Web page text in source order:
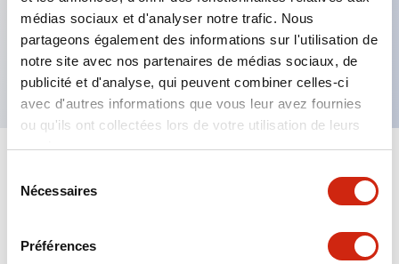
médias sociaux et d'analyser notre trafic. Nous
partageons également des informations sur l'utilisation de
notre site avec nos partenaires de médias sociaux, de
publicité et d'analyse, qui peuvent combiner celles-ci
avec d'autres informations que vous leur avez fournies
ou qu'ils ont collectées lors de votre utilisation de leurs
services.
Nécessaires
Préférences
Le commutateur sélecteur avec clé adopte une
structure à goupille à cylindre haute sécurité
La structure de protection est IP65 (IEC60529)
+